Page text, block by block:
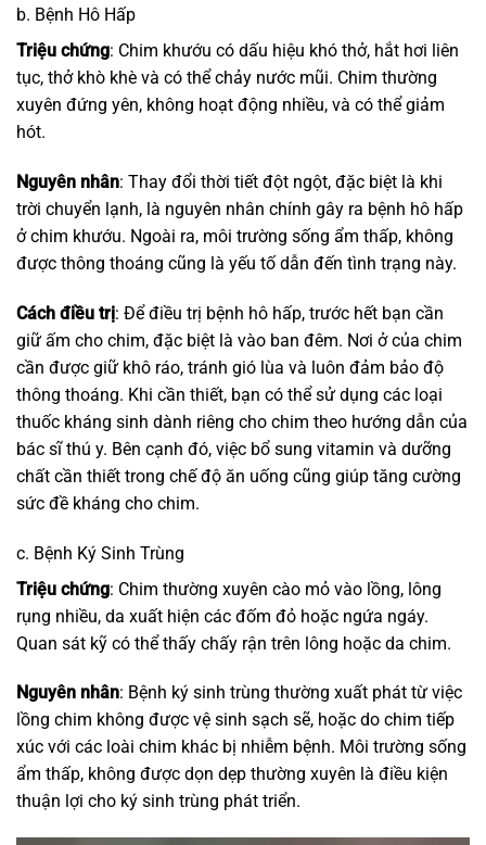
b. Bệnh Hô Hấp
Triệu chứng: Chim khướu có dấu hiệu khó thở, hắt hơi liên
tục, thở khò khè và có thể chảy nước mũi. Chim thường
xuyên đứng yên, không hoạt động nhiều, và có thể giảm
hót.
Nguyên nhân: Thay đổi thời tiết đột ngột, đặc biệt là khi
trời chuyển lạnh, là nguyên nhân chính gây ra bệnh hô hấp
ở chim khướu. Ngoài ra, môi trường sống ẩm thấp, không
được thông thoáng cũng là yếu tố dẫn đến tình trạng này.
Cách điều trị: Để điều trị bệnh hô hấp, trước hết bạn cần
giữ ấm cho chim, đặc biệt là vào ban đêm. Nơi ở của chim
cần được giữ khô ráo, tránh gió lùa và luôn đảm bảo độ
thông thoáng. Khi cần thiết, bạn có thể sử dụng các loại
thuốc kháng sinh dành riêng cho chim theo hướng dẫn của
bác sĩ thú y. Bên cạnh đó, việc bổ sung vitamin và dưỡng
chất cần thiết trong chế độ ăn uống cũng giúp tăng cường
sức đề kháng cho chim.
c. Bệnh Ký Sinh Trùng
Triệu chứng: Chim thường xuyên cào mỏ vào lồng, lông
rụng nhiều, da xuất hiện các đốm đỏ hoặc ngứa ngáy.
Quan sát kỹ có thể thấy chấy rận trên lông hoặc da chim.
Nguyên nhân: Bệnh ký sinh trùng thường xuất phát từ việc
lồng chim không được vệ sinh sạch sẽ, hoặc do chim tiếp
xúc với các loài chim khác bị nhiễm bệnh. Môi trường sống
ẩm thấp, không được dọn dẹp thường xuyên là điều kiện
thuận lợi cho ký sinh trùng phát triển.